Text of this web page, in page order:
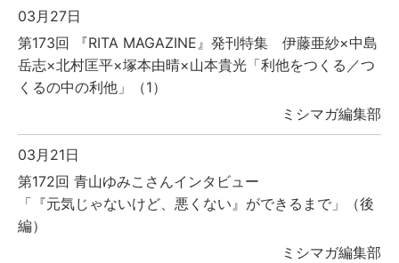
03月27日
第173回 『RITA MAGAZINE』発刊特集 伊藤亜紗×中島
岳志×北村匡平×塚本由晴×山本貴光「利他をつくる／つ
くるの中の利他」（1）
ミシマガ編集部
03月21日
第172回 青山ゆみこさんインタビュー
「『元気じゃないけど、悪くない』ができるまで」（後
編）
ミシマガ編集部